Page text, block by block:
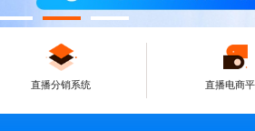
直播分销系统 直播电商